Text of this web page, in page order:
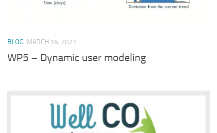
BLOG MARCH 16, 2021
WP5 – Dynamic user modeling